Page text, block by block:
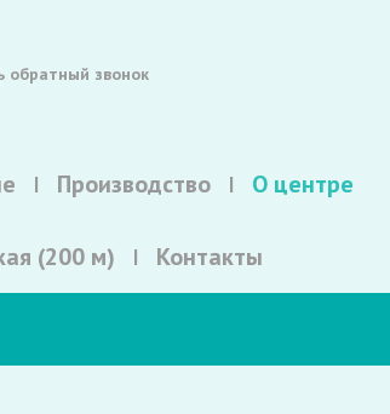
обратный звонок
Производство О центре
(200 м) Контакты